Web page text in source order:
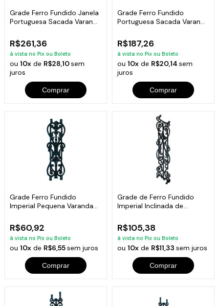
Grade Ferro Fundido Janela
Portuguesa Sacada Varanda
R$261,36
à vista no Pix ou Boleto
ou10x de R$28,10sem
juros
Comprar
Grade Ferro Fundido
Portuguesa Sacada Varanda
R$187,26
à vista no Pix ou Boleto
ou 10xde R$20,14 sem
juros
Comprar
Grade Ferro Fundido
Imperial Pequena Varanda
R$60,92
à vista no Pix ou Boleto
ou10x de R$6,55sem juros
Comprar
Grade de Ferro Fundido
Imperial Inclinada de
R$105,38
à vista no Pix ou Boleto
ou 10xde R$11,33 sem juros
Comprar